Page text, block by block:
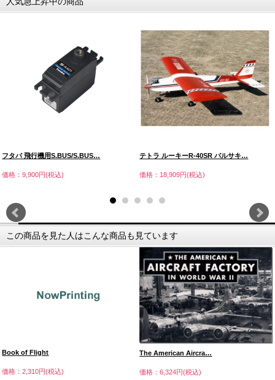
フタバ 飛行機用S.BUS/S.BUS…
価格：9,900円(税込)
テトラ ルーキーR-40SR バルサキ…
価格：18,909円(税込)
この商品を見た人はこんな商品も見ています
Book of Flight
価格：2,310円(税込)
The American Aircra…
価格：6,324円(税込)